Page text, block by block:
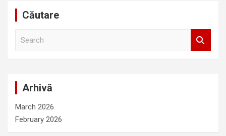
Căutare
Arhivă
March 2026
February 2026